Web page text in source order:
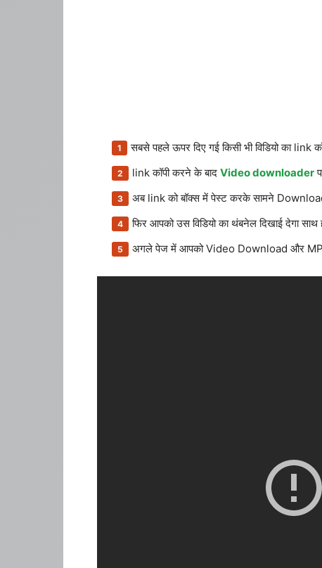
सबसे पहले ऊपर दिए गई किसी भी विडियो का
link कॉपी करने के बाद Video downloader
अब link को बॉक्स में पेस्ट करके सामने
फिर आपको उस विडियो का थंबनेल दिखाई देगा
अगले पेज में आपको Video Download और